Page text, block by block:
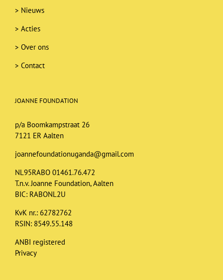
> Nieuws
> Acties
> Over ons
> Contact
JOANNE FOUNDATION
p/a Boomkampstraat 26
7121 ER Aalten
joannefoundationuganda@gmail.com
NL95RABO 01461.76.472
T.n.v. Joanne Foundation, Aalten
BIC: RABONL2U
KvK nr.: 62782762
RSIN: 8549.55.148
ANBI registered
Privacy